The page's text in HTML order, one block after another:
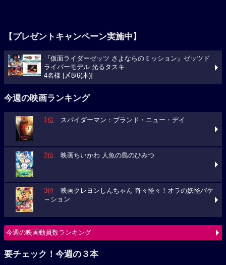
【プレゼントキャンペーン実施中】
『仮面ライダーゼッツ さよならのミッション』ゼッツド
ライバーモデル 光るタスキ
4名様 [〆8/6(木)]
今週の映画ランキング
1位 スパイダーマン：ブランド・ニュー・デイ
2位 映画ちいかわ 人魚の島のひみつ
3位 映画クレヨンしんちゃん 奇々怪々！オラの妖怪バケ
～ション
今週の映画動員数ランキング
要チェック！今週の３本